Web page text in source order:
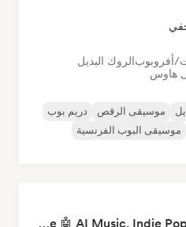
أفروبوبالروك البديل
هاوس
موسيقى الرقص
دريم بوب
موسيقى البوب الفرنسية
Pop Machine Mode 🤖 AI Music, Indie Pop & Dream Pop